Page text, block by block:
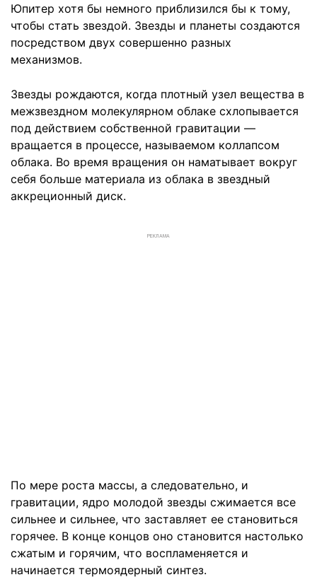
Юпитер хотя бы немного приблизился бы к тому,
чтобы стать звездой. Звезды и планеты создаются
посредством двух совершенно разных
механизмов.
Звезды рождаются, когда плотный узел вещества в
межзвездном молекулярном облаке схлопывается
под действием собственной гравитации —
вращается в процессе, называемом коллапсом
облака. Во время вращения он наматывает вокруг
себя больше материала из облака в звездный
аккреционный диск.
РЕКЛАМА
По мере роста массы, а следовательно, и
гравитации, ядро молодой звезды сжимается все
сильнее и сильнее, что заставляет ее становиться
горячее. В конце концов оно становится настолько
сжатым и горячим, что воспламеняется и
начинается термоядерный синтез.